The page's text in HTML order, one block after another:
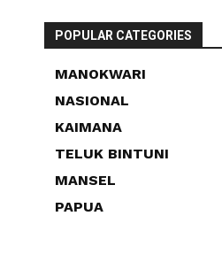
POPULAR CATEGORIES
MANOKWARI
NASIONAL
KAIMANA
TELUK BINTUNI
MANSEL
PAPUA